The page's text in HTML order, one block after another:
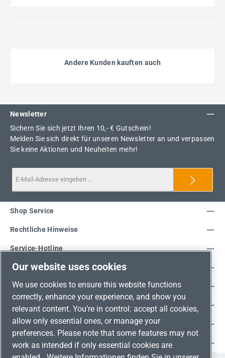
Andere Kunden kauften auch
Newsletter
Sichern Sie sich jetzt Ihren 10,- € Gutschein!
Melden Sie sich direkt für unseren Newsletter an und verpassen
Sie keine Aktionen und Neuheiten mehr!
Service-Hotline
Shop Service
Rechtliche Hinweise
Unsere Vorteile
Versandarten
Zahlungsarten
Adresse
Umweltschutz & Partnerschaft
Our website uses cookies
We use cookies to ensure this website functions
correctly, enhance your experience, and show you
relevant content. You’re in control: accept all cookies,
allow only essential ones, or manage your
preferences. Please note that some features may not
work as intended if only essential cookies are